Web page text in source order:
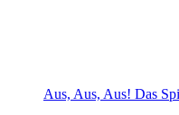
Aus, Aus, Aus! Das